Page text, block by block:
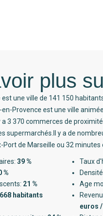
plus
une ville de 141 150
Provence est une ville
a 3 370 commerces de
supermarchés.Il y a de
Port de Marseille ou 32 minutes
39 % Taux
%
21 % Age
habitants
euros